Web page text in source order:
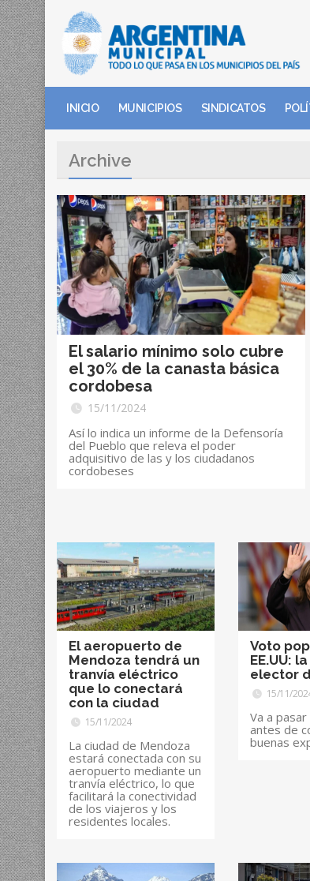
INICIO MUNICIPIOS SINDICATOS
Archive
El salario mínimo solo cubre
el 30% de la canasta básica
cordobesa
15/11/2024
Así lo indica un informe de la Defensoría
del Pueblo que releva el poder
adquisitivo de las y los ciudadanos
cordobeses
El aeropuerto de
Mendoza tendrá un
tranvía eléctrico
que lo conectará
con la ciudad
15/11/2024
La ciudad de Mendoza
estará conectada con su
aeropuerto mediante un
tranvía eléctrico, lo que
facilitará la conectividad
de los viajeros y los
residentes locales.
Voto
EE.UU:
elector
15/11/
Va a
antes de
buenas